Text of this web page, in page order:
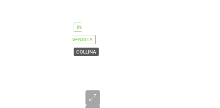
IN
VENDITA
COLLINA